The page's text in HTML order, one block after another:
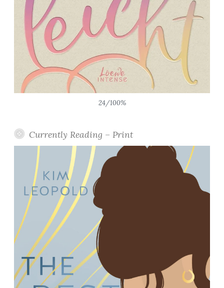
24/100%
Currently Reading – Print